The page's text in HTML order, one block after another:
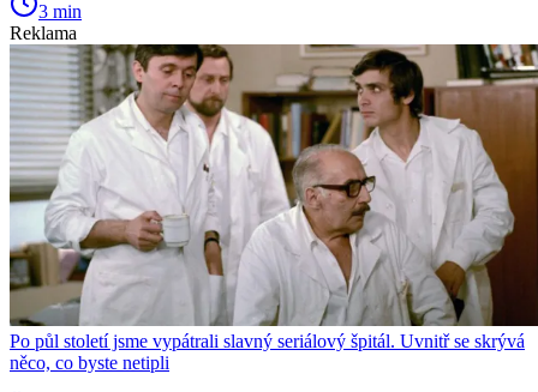
3 min
Reklama
Po půl století jsme vypátrali slavný seriálový špitál. Uvnitř se skrývá
něco, co byste netipli